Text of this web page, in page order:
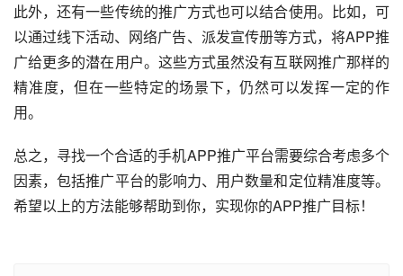
此外，还有一些传统的推广方式也可以结合使用。比如，可
以通过线下活动、网络广告、派发宣传册等方式，将APP推
广给更多的潜在用户。这些方式虽然没有互联网推广那样的
精准度，但在一些特定的场景下，仍然可以发挥一定的作
用。
总之，寻找一个合适的手机APP推广平台需要综合考虑多个
因素，包括推广平台的影响力、用户数量和定位精准度等。
希望以上的方法能够帮助到你，实现你的APP推广目标！